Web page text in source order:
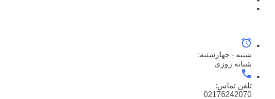
شنبه - چهارشنبه:
شبانه روزی
تلفن تماس:
02176242070